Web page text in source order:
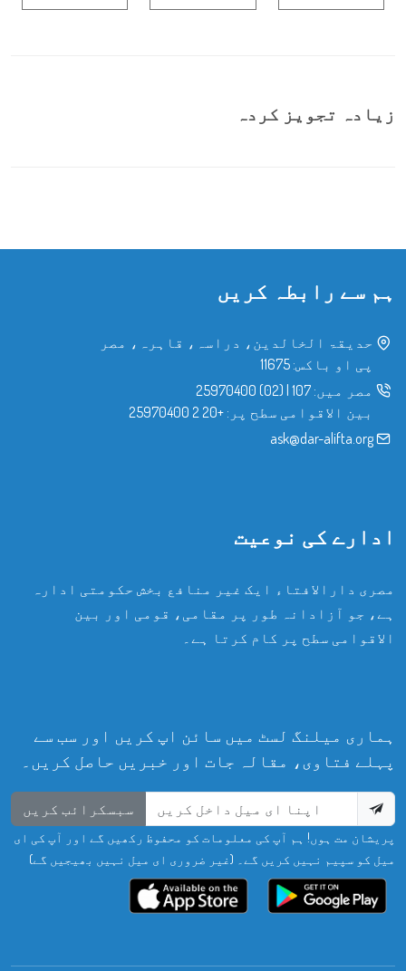
زیادہ تجویز کردہ
ہم سے رابطہ کریں
حدیقۃ الخالدین، دراسہ، قاہرہ، مصر
پی او باکس: 11675
مصر میں: 107
|
(02) 25970400
بین الاقوامی سطح پر: +20 2 25970400
ask@dar-alifta.org
ادارے کی نوعیت
مصری دارالافتاء ایک غیر منافع بخش حکومتی ادارہ
ہے، جو آزادانہ طور پر مقامی، قومی اور بین
الاقوامی سطح پر کام کرتا ہے۔
ہماری میلنگ لسٹ میں سائن اپ کریں اور سب سے
پہلے فتاوی، مقالہ جات اور خبریں حاصل کریں۔
سبسکرائب کریں
پریشان مت ہوں! ہم آپ کی معلومات کو محفوظ رکھیں گے اور آپ کی ای
میل کو سپیم نہیں کریں گے۔ (غیر ضروری ای میل نہیں بھیجیں گے)